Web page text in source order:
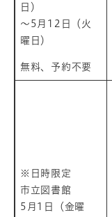
日）
～5月12日（火
曜日）
無料、予約不要
※日時限定
市立図書館
​5月1日（金曜